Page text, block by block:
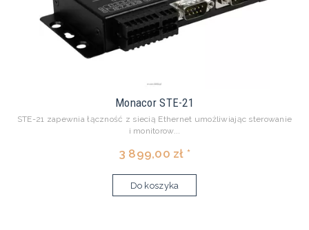
Monacor STE-21
STE-21 zapewnia łączność z siecią Ethernet umożliwiając sterowanie
i monitorow...
3 899,00 zł *
Do koszyka